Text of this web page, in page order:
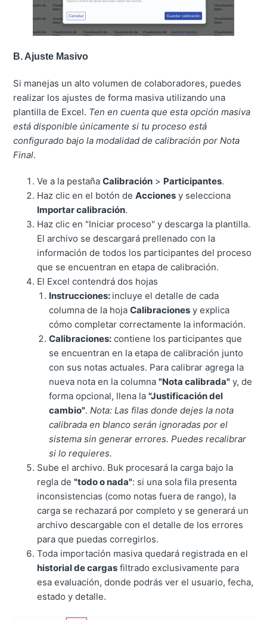
B. Ajuste Masivo
Si manejas un alto volumen de colaboradores, puedes
realizar los ajustes de forma masiva utilizando una
plantilla de Excel. Ten en cuenta que esta opción masiva
está disponible únicamente si tu proceso está
configurado bajo la modalidad de calibración por Nota
Final.
Ve a la pestañaCalibración > Participantes.
Haz clic en el botón deAcciones y selecciona
Importar calibración.
Haz clic en "Iniciar proceso" y descarga la plantilla.
El archivo se descargará prellenado con la
información de todos los participantes del proceso
que se encuentran en etapa de calibración.
El Excel contendrá dos hojas
Instrucciones: incluye el detalle de cada
columna de la hojaCalibraciones y explica
cómo completar correctamente la información.
Calibraciones: contiene los participantes que
se encuentran en la etapa de calibración junto
con sus notas actuales. Para calibrar agrega la
nueva nota en la columna"Nota calibrada" y, de
forma opcional, llena la"Justificación del
cambio".Nota: Las filas donde dejes la nota
calibrada en blanco serán ignoradas por el
sistema sin generar errores. Puedes recalibrar
si lo requieres.
Sube el archivo. Buk procesará la carga bajo la
regla de"todo o nada": si una sola fila presenta
inconsistencias (como notas fuera de rango), la
carga se rechazará por completo y se generará un
archivo descargable con el detalle de los errores
para que puedas corregirlos.
Toda importación masiva quedará registrada en el
historial de cargas filtrado exclusivamente para
esa evaluación, donde podrás ver el usuario, fecha,
estado y detalle.